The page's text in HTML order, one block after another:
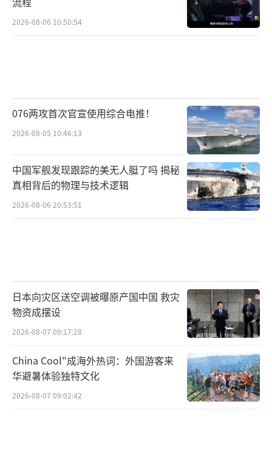
2026-08-06 10:50:54
076两攻首次官宣使用综合电推！
2026-08-05 10:46:13
中国军舰发现跟踪的美无人艇了吗 揭秘
真相背后的物理与技术逻辑
2026-08-06 20:53:51
日本向灾区送空调被曝原产国中国 救灾
物资成摆设
2026-08-07 09:17:28
China Cool"成海外热词：外国游客来
华避暑体验独特文化
2026-08-07 09:02:42